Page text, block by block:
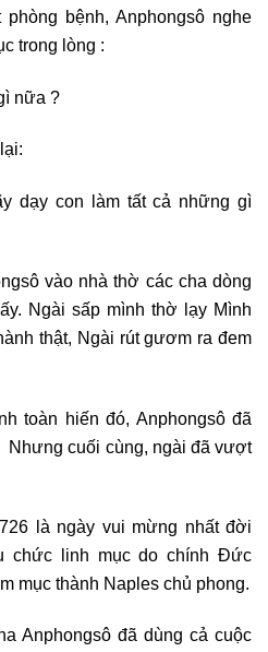
bệnh, Anphongsô nghe
trong lòng :
nữa ?
dạy con làm tất cả những gì
vào nhà thờ các cha dòng
Ngài sấp mình thờ lạy Mình
thật, Ngài rút gươm ra đem
toàn hiến đó, Anphongsô đã
Nhưng cuối cùng, ngài đã vượt
là ngày vui mừng nhất đời
chức linh mục do chính Đức
mục thành Naples chủ phong.
Anphongsô đã dùng cả cuộc